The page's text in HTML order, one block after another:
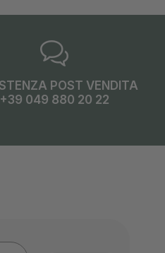
POST VENDITA
+39 049 880 20 22